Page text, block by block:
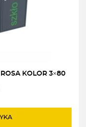
KOLOR 3×80